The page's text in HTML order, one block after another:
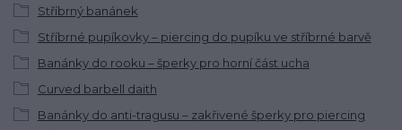
Stříbrný banánek
Stříbrné pupíkovky – piercing do pupíku ve stříbrné barvě
Banánky do rooku – šperky pro horní část ucha
Curved barbell daith
Banánky do anti-tragusu – zakřivené šperky pro piercing